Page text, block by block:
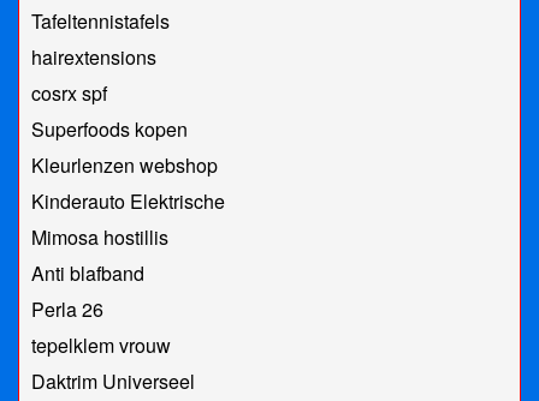
Tafeltennistafels
hairextensions
cosrx spf
Superfoods kopen
Kleurlenzen webshop
Kinderauto Elektrische
Mimosa hostillis
Anti blafband
Perla 26
tepelklem vrouw
Daktrim Universeel